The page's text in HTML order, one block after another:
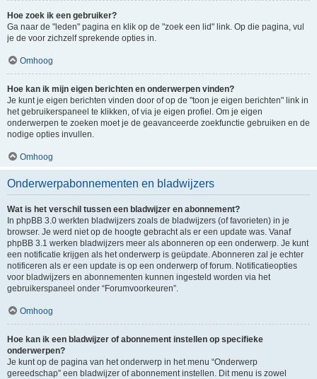
Hoe zoek ik een gebruiker?
Ga naar de "leden" pagina en klik op de "zoek een lid" link. Op die pagina, vul
je de voor zichzelf sprekende opties in.
Omhoog
Hoe kan ik mijn eigen berichten en onderwerpen vinden?
Je kunt je eigen berichten vinden door of op de "toon je eigen berichten" link in
het gebruikerspaneel te klikken, of via je eigen profiel. Om je eigen
onderwerpen te zoeken moet je de geavanceerde zoekfunctie gebruiken en de
nodige opties invullen.
Omhoog
Onderwerpabonnementen en bladwijzers
Wat is het verschil tussen een bladwijzer en abonnement?
In phpBB 3.0 werkten bladwijzers zoals de bladwijzers (of favorieten) in je
browser. Je werd niet op de hoogte gebracht als er een update was. Vanaf
phpBB 3.1 werken bladwijzers meer als abonneren op een onderwerp. Je kunt
een notificatie krijgen als het onderwerp is geüpdate. Abonneren zal je echter
notificeren als er een update is op een onderwerp of forum. Notificatieopties
voor bladwijzers en abonnementen kunnen ingesteld worden via het
gebruikerspaneel onder “Forumvoorkeuren”.
Omhoog
Hoe kan ik een bladwijzer of abonnement instellen op specifieke
onderwerpen?
Je kunt op de pagina van het onderwerp in het menu “Onderwerp
gereedschap” een bladwijzer of abonnement instellen. Dit menu is zowel